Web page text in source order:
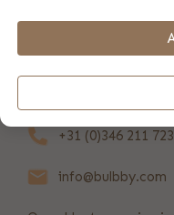
REVIEWS
+31 (0)346 211 723
info@bulbby.com